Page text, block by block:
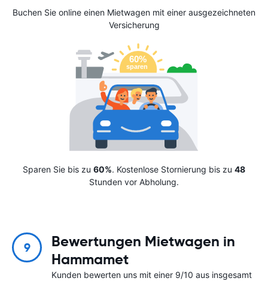
Buchen Sie online einen Mietwagen mit einer ausgezeichneten
Versicherung
Sparen Sie bis zu 60%. Kostenlose Stornierung bis zu 48
Stunden vor Abholung.
9
Bewertungen Mietwagen in
Hammamet
Kunden bewerten uns mit einer 9/10 aus insgesamt